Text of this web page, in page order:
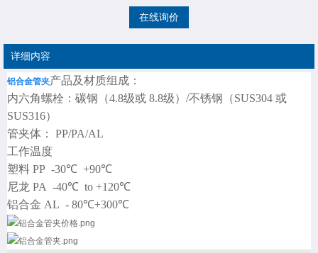
在线询价
详细内容
铝合金管夹产品及材质组成：
内六角螺栓：碳钢（4.8级或 8.8级）/不锈钢（SUS304 或
SUS316）
管夹体： PP/PA/AL
工作温度
塑料 PP -30℃ +90℃
尼龙 PA -40℃ to +120℃
铝合金 AL - 80℃+300℃